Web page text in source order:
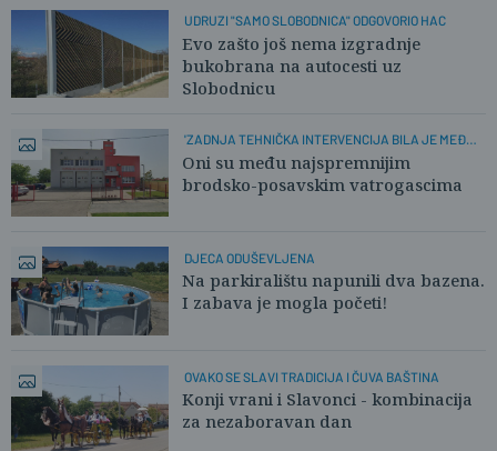
UDRUZI "SAMO SLOBODNICA" ODGOVORIO HAC
Evo zašto još nema izgradnje
bukobrana na autocesti uz
Slobodnicu
'ZADNJA TEHNIČKA INTERVENCIJA BILA JE MEĐU
TEŽIMA'
Oni su među najspremnijim
brodsko-posavskim vatrogascima
DJECA ODUŠEVLJENA
Na parkiralištu napunili dva bazena.
I zabava je mogla početi!
OVAKO SE SLAVI TRADICIJA I ČUVA BAŠTINA
Konji vrani i Slavonci - kombinacija
za nezaboravan dan